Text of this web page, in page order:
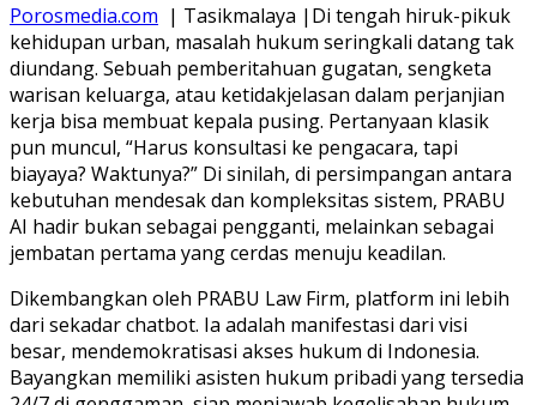
Porosmedia.com | Tasikmalaya |Di tengah hiruk-pikuk
kehidupan urban, masalah hukum seringkali datang tak
diundang. Sebuah pemberitahuan gugatan, sengketa
warisan keluarga, atau ketidakjelasan dalam perjanjian
kerja bisa membuat kepala pusing. Pertanyaan klasik
pun muncul, “Harus konsultasi ke pengacara, tapi
biayaya? Waktunya?” Di sinilah, di persimpangan antara
kebutuhan mendesak dan kompleksitas sistem, PRABU
AI hadir bukan sebagai pengganti, melainkan sebagai
jembatan pertama yang cerdas menuju keadilan.
Dikembangkan oleh PRABU Law Firm, platform ini lebih
dari sekadar chatbot. Ia adalah manifestasi dari visi
besar, mendemokratisasi akses hukum di Indonesia.
Bayangkan memiliki asisten hukum pribadi yang tersedia